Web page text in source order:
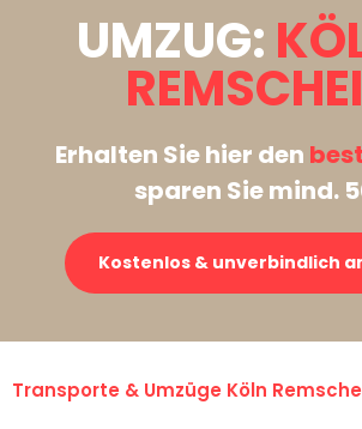
UMZUG:
Erhalten Sie hier den
sparen Sie mind.
Kostenlos & unverbindlich
Transporte & Umzüge Köln